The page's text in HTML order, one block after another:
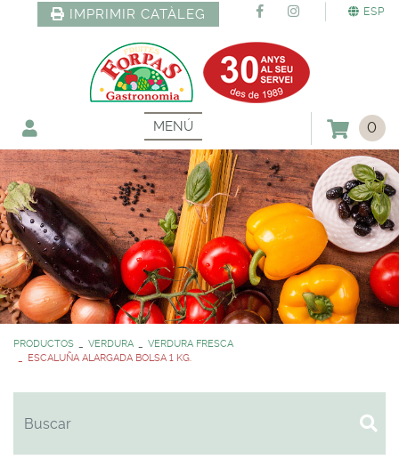
ESP
IMPRIMIR CATÀLEG
MENÚ 0
PRODUCTOS VERDURA
VERDURA FRESCA
ESCALUÑA ALARGADA BOLSA 1 KG.